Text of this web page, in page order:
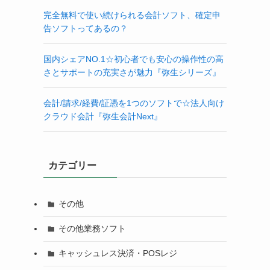
完全無料で使い続けられる会計ソフト、確定申
告ソフトってあるの？
国内シェアNO.1☆初心者でも安心の操作性の高
さとサポートの充実さが魅力『弥生シリーズ』
会計/請求/経費/証憑を1つのソフトで☆法人向け
クラウド会計『弥生会計Next』
カテゴリー
その他
その他業務ソフト
キャッシュレス決済・POSレジ